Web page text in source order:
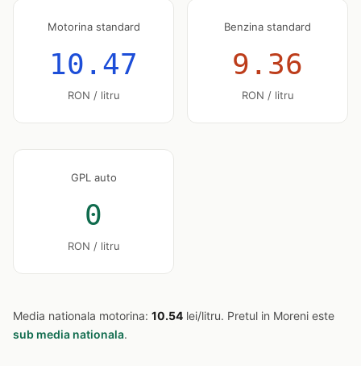
Motorina standard
10.47
RON / litru
Benzina standard
9.36
RON / litru
GPL auto
0
RON / litru
Media nationala motorina: 10.54 lei/litru. Pretul in Moreni este
sub media nationala.